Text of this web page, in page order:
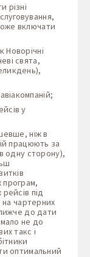
різні
включати
Новорічні
свята,
у
ніж в
працюють за
одну сторону),
програм,
під
на чартерних
до дати
не до
такс і
оптимальний